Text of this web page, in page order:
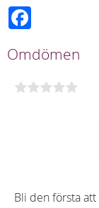
b
o
k
Omdömen
Bli den första